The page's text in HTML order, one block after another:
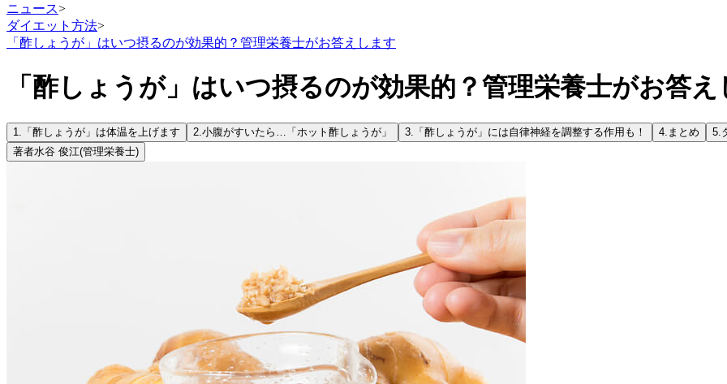
ニュース>
ダイエット方法>
「酢しょうが」はいつ摂るのが効果的？管理栄養士がお答えします
「酢しょうが」はいつ摂るのが効果的？管理栄養士がお答
1. 「酢しょうが」は体温を上げます 2.小腹がすいたら…「ホット酢しょうが」 3. 「酢しょうが」には自律神経を調整する作用も！ 4. まとめ 5.
著者水谷 俊江(管理栄養士)